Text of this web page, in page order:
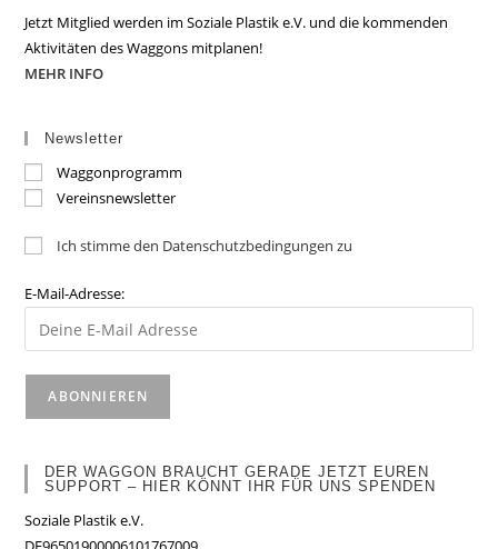
Jetzt Mitglied werden im Soziale Plastik e.V. und die kommenden
Aktivitäten des Waggons mitplanen!
MEHR INFO
Newsletter
Waggonprogramm
Vereinsnewsletter
Ich stimme den Datenschutzbedingungen zu
E-Mail-Adresse:
DER WAGGON BRAUCHT GERADE JETZT EUREN
SUPPORT – HIER KÖNNT IHR FÜR UNS SPENDEN
Soziale Plastik e.V.